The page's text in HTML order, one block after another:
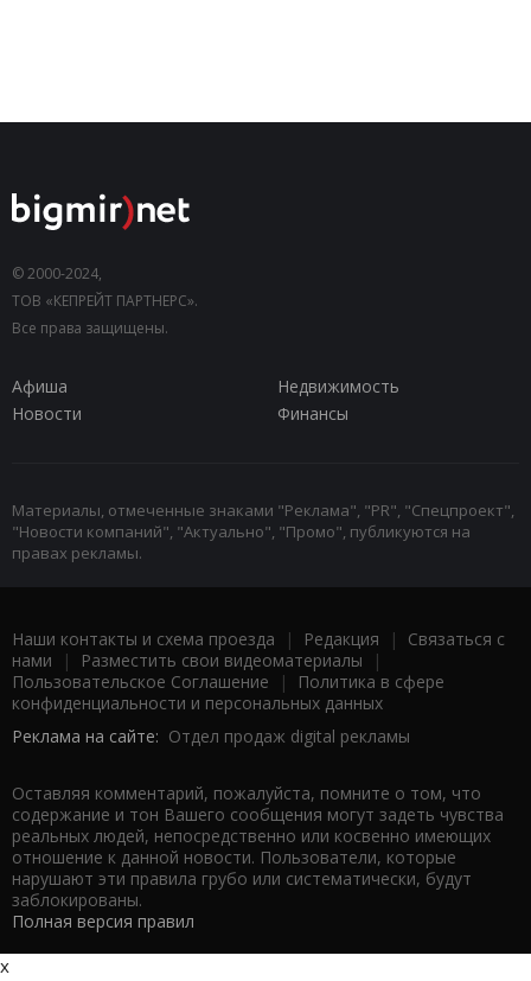
© 2000-2024,
ТОВ «КЕПРЕЙТ ПАРТНЕРС».
Все права защищены.
Афиша
Недвижимость
Новости
Финансы
Материалы, отмеченные знаками "Реклама", "PR", "Спецпроект",
"Новости компаний", "Актуально", "Промо", публикуются на
правах рекламы.
Наши контакты и схема проезда | Редакция | Связаться с
нами | Разместить свои видеоматериалы |
Пользовательское Соглашение |
Политика в сфере
конфиденциальности и персональных данных
Реклама на сайте: Отдел продаж digital рекламы
Оставляя комментарий, пожалуйста, помните о том, что
содержание и тон Вашего сообщения могут задеть чувства
реальных людей, непосредственно или косвенно имеющих
отношение к данной новости. Пользователи, которые
нарушают эти правила грубо или систематически, будут
заблокированы.
Полная версия правил
x